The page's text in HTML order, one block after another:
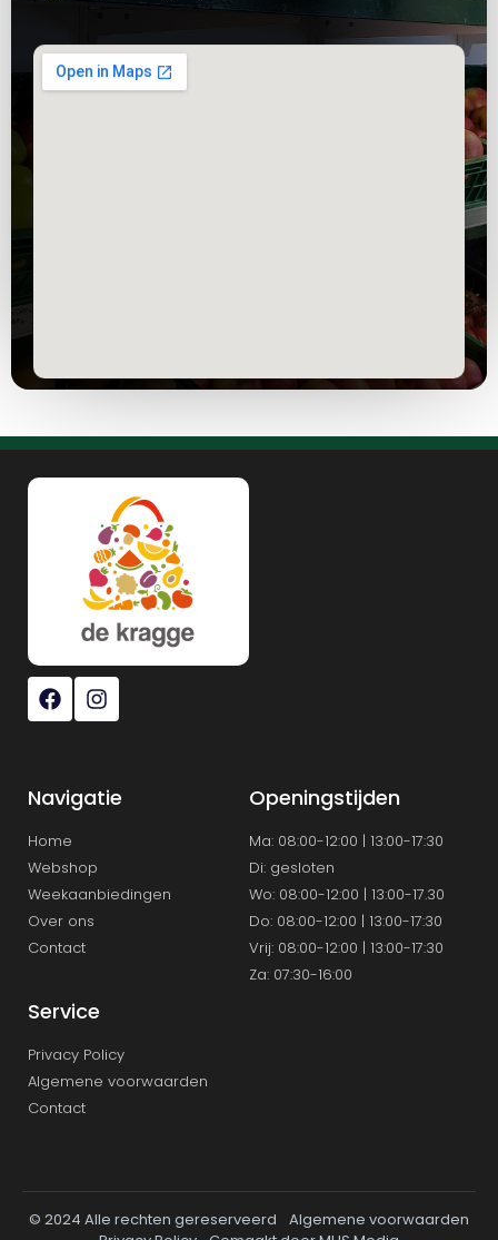
Navigatie
Home
Webshop
Weekaanbiedingen
Over ons
Contact
Openingstijden
Ma: 08:00-12:00 | 13:00-17:30
Di: gesloten
Wo: 08:00-12:00 | 13:00-17.30
Do: 08:00-12:00 | 13:00-17:30
Vrij: 08:00-12:00 | 13:00-17:30
Za: 07:30-16:00
Service
Privacy Policy
Algemene voorwaarden
Contact
© 2024 Alle rechten gereserveerd
Algemene voorwaarden